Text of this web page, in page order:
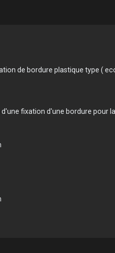
de bordure plastique type (
fixation d'une bordure pour